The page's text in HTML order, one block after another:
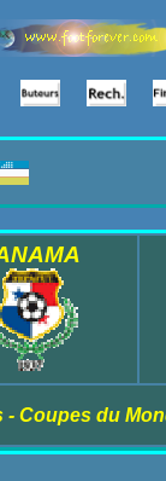
- Coupes du